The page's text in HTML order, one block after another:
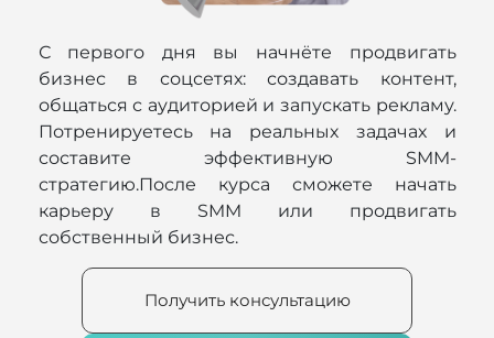
С первого дня вы начнёте продвигать
бизнес в соцсетях: создавать контент,
общаться с аудиторией и запускать рекламу.
Потренируетесь на реальных задачах и
составите эффективную SMM-
стратегию.После курса сможете начать
карьеру в SMM или продвигать
собственный бизнес.
Получить консультацию